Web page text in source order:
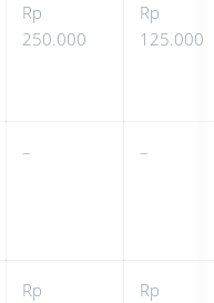
Rp
250.000
Rp
125.000
– –
Rp
Rp